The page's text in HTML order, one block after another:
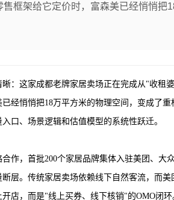
框架给它定价时，富森美已经悄悄把
：这家成都老牌家居卖场正在完成从"收租
经悄悄把18万平方米的物理空间，变成了
口、场景逻辑和估值模型的系统性跃迁。
作，首批200个家居品牌集体入驻美团、大
层。传统家居卖场依赖线下自然客流，而美
店，而是"线上买券、线下核销"的OMO闭